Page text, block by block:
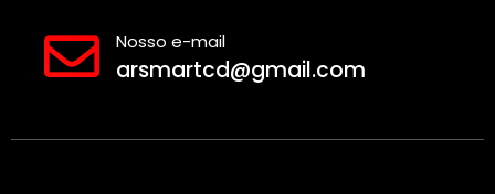
Nosso e-mail
arsmartcd@gmail.com